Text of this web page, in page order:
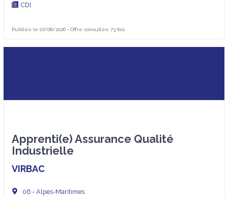
CDI
Publiée le 07/08/2026 • Offre consultée 73 fois
Apprenti(e) Assurance Qualité
Industrielle
VIRBAC
06 - Alpes-Maritimes